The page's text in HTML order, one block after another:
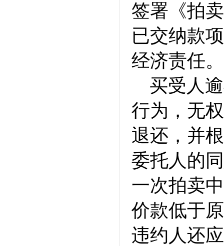
签署《拍
已交纳款
经济责任。
买受人
行为，无
退还，并
委托人的
一次拍卖
价款低于
违约人还